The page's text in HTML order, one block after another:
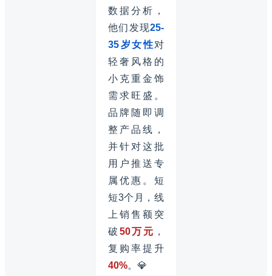
数据分析，
他们发现25-
35岁女性对
轻奢风格的
小克重金饰
需求旺盛。
品牌随即调
整产品线，
并针对这批
用户推送专
属优惠。短
短3个月，线
上销售额突
破 50万元 ，
复购率提升
40%。💎